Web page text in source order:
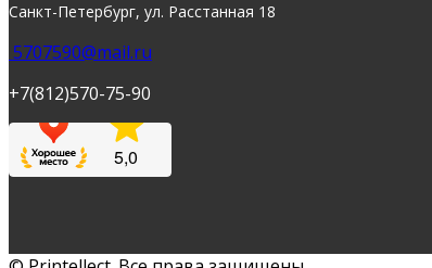
Санкт-Петербург, ул. Расстанная 18
5707590@mail.ru
+7(812)570-75-90